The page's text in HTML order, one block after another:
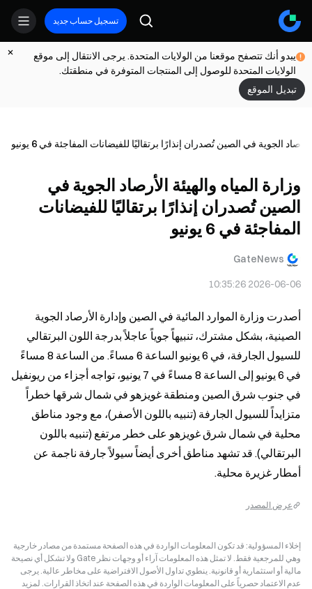
تسجيل حساب جديد
يبدو أنك تتصفح موقعنا من الولايات المتحدة. يرجى الانتقال إلى موقع
الولايات المتحدة للوصول إلى المنتجات المتوفرة في منطقتك.
تبديل الموقع
الجوية في الصين تُصدران إنذارًا برتقاليًا للفيضانات المفاجئة في 6 يونيو
وزارة المياه والهيئة الأرصاد الجوية في
الصين تُصدران إنذارًا برتقاليًا للفيضانات
المفاجئة في 6 يونيو
GateNews
2026-06-06 10:35:26
أمطار غزيرة محلية.
عرض المصدر
إخلاء المسؤولية: قد تكون المعلومات الواردة في هذه الصفحة مستمدة من مصادر خارجية
وهي للمرجعية فقط. لا تمثل هذه المعلومات آراء أو وجهات نظر Gate ولا تشكل أي نصيحة
مالية أو استثمارية أو قانونية. ينطوي تداول الأصول الافتراضية على مخاطر عالية. يرجى
عدم الاعتماد حصرياً على المعلومات الواردة في هذه الصفحة عند اتخاذ القرارات. لمزيد